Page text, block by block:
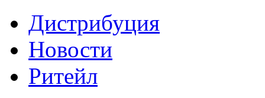
Дистрибуция
Новости
Ритейл